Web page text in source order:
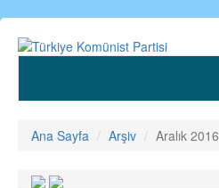
Ana
içeriğe
Ana Sayfa Arşiv Aralık 2016